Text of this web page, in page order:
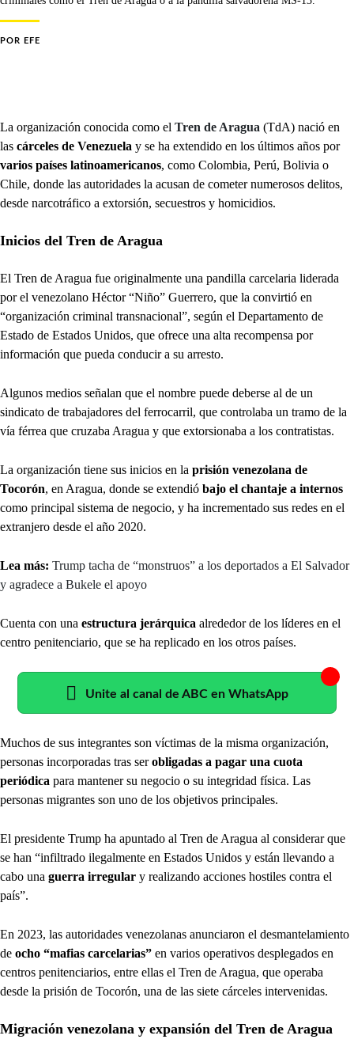
POR EFE
La organización conocida como el Tren de Aragua (TdA) nació en
las cárceles de Venezuela y se ha extendido en los últimos años por
varios países latinoamericanos, como Colombia, Perú, Bolivia o
Chile, donde las autoridades la acusan de cometer numerosos delitos,
desde narcotráfico a extorsión, secuestros y homicidios.
Inicios del Tren de Aragua
El Tren de Aragua fue originalmente una pandilla carcelaria liderada
por el venezolano Héctor “Niño” Guerrero, que la convirtió en
“organización criminal transnacional”, según el Departamento de
Estado de Estados Unidos, que ofrece una alta recompensa por
información que pueda conducir a su arresto.
Algunos medios señalan que el nombre puede deberse al de un
sindicato de trabajadores del ferrocarril, que controlaba un tramo de la
vía férrea que cruzaba Aragua y que extorsionaba a los contratistas.
La organización tiene sus inicios en la prisión venezolana de
Tocorón, en Aragua, donde se extendió bajo el chantaje a internos
como principal sistema de negocio, y ha incrementado sus redes en el
extranjero desde el año 2020.
Lea más: Trump tacha de “monstruos” a los deportados a El Salvador
y agradece a Bukele el apoyo
Cuenta con una estructura jerárquica alrededor de los líderes en el
centro penitenciario, que se ha replicado en los otros países.
Unite al canal de ABC en WhatsApp
Muchos de sus integrantes son víctimas de la misma organización,
personas incorporadas tras serobligadas a pagar una cuota
periódica para mantener su negocio o su integridad física. Las
personas migrantes son uno de los objetivos principales.
El presidente Trump ha apuntado al Tren de Aragua al considerar que
se han “infiltrado ilegalmente en Estados Unidos y están llevando a
cabo una guerra irregular y realizando acciones hostiles contra el
país”.
En 2023, las autoridades venezolanas anunciaron el desmantelamiento
de ocho “mafias carcelarias” en varios operativos desplegados en
centros penitenciarios, entre ellas el Tren de Aragua, que operaba
desde la prisión de Tocorón, una de las siete cárceles intervenidas.
Migración venezolana y expansión del Tren de Aragua